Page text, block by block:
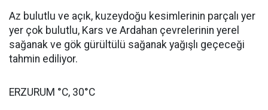
Az bulutlu ve açık, kuzeydoğu kesimlerinin parçalı yer
yer çok bulutlu, Kars ve Ardahan çevrelerinin yerel
sağanak ve gök gürültülü sağanak yağışlı geçeceği
tahmin ediliyor.
ERZURUM °C, 30°C